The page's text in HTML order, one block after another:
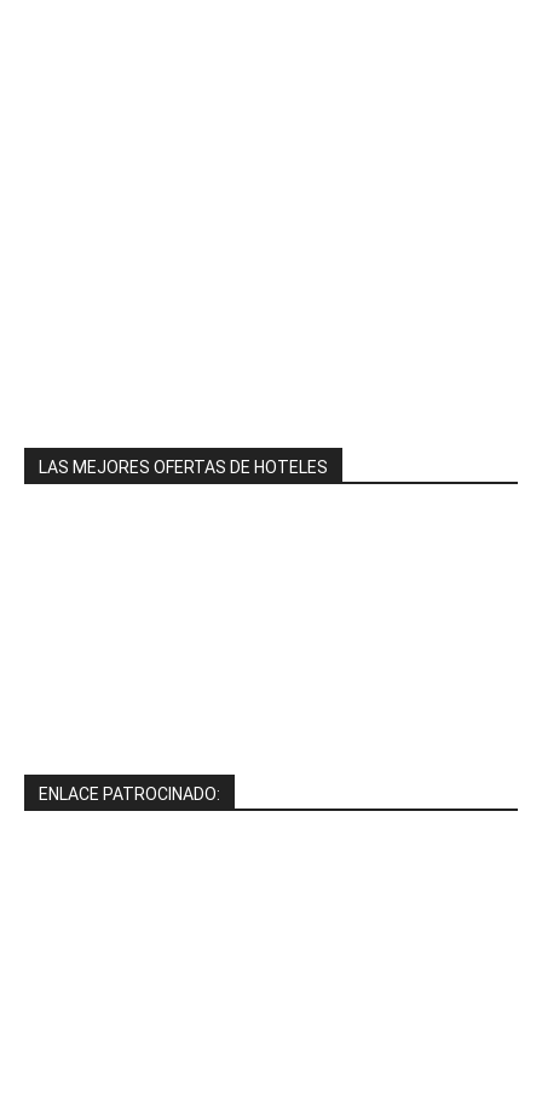
LAS MEJORES OFERTAS DE HOTELES
ENLACE PATROCINADO: